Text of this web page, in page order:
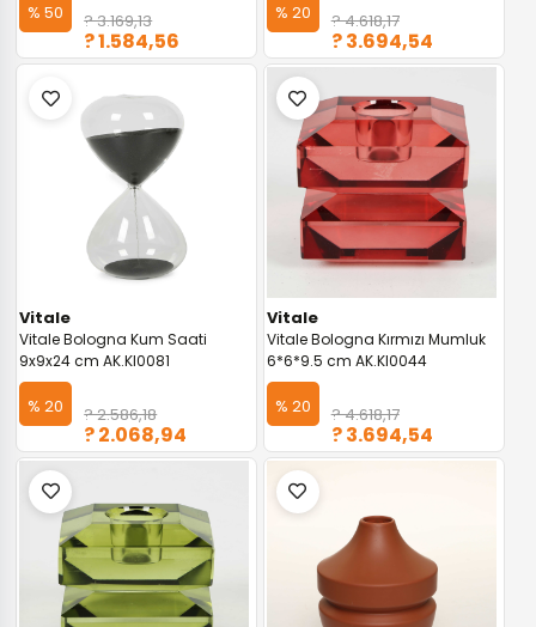
% 50 ? 3.169,13
? 1.584,56
% 20 ? 4.618,17
? 3.694,54
Vitale
Vitale Bologna Kum Saati
9x9x24 cm AK.KI0081
% 20 ? 2.586,18
? 2.068,94
Vitale
Vitale Bologna Kırmızı Mumluk
6*6*9.5 cm AK.KI0044
% 20 ? 4.618,17
? 3.694,54